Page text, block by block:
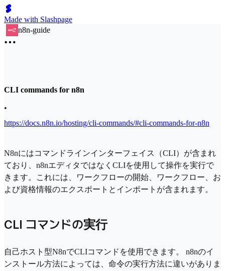
Made with Slashpage
n8n-guide
CLI commands for n8n
•
https://docs.n8n.io/hosting/cli-commands/#cli-commands-for-n8n
N8nにはコマンドラインインターフェイス（CLI）が含まれ
ており、n8nエディタではなくCLIを使用して操作を実行で
きます。これには、ワークフローの開始、ワークフロー、お
よび資格情報のエクスポートとインポートが含まれます。
CLI コマンドの実行
自己ホスト型N8nでCLIコマンドを使用できます。 n8nのイ
ンストール方法によっては、命令の実行方法に違いがありま